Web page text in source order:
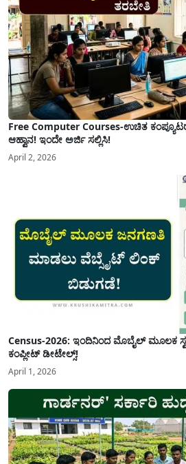
Free Computer Courses-ಉಚಿತ
ಆಹ್ವಾನ! ಇಂದೇ ಅರ್ಜಿ ಸಲ್ಲಿಸಿ!
April 2, 2026
Census-2026: ಇಂದಿನಿಂದ ಮೊಬೈಲ್ ಮೂಲಕ
ಕಂಪ್ಲೀಟ್ ಡೀಟೇಲ್ಸ್!
April 1, 2026